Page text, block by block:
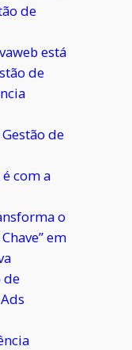
de
está
de
de
com a
o
em
de